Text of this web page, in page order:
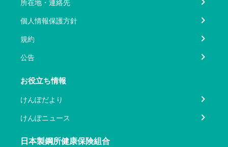
所在地・連絡先
個人情報保護方針
規約
公告
お役立ち情報
けんぽだより
けんぽニュース
日本製鋼所健康保険組合